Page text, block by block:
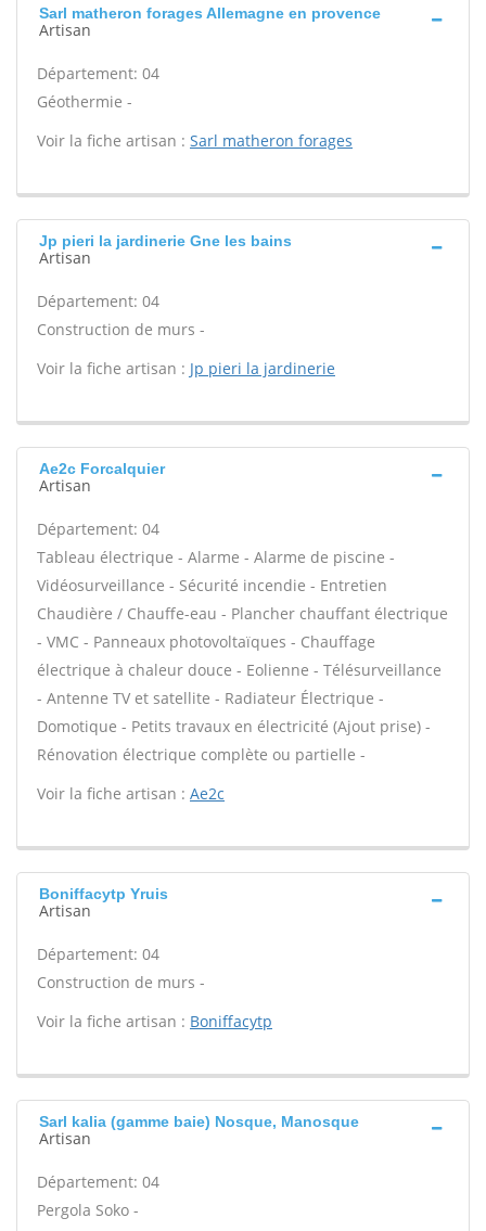
Sarl matheron forages Allemagne en provence
Artisan
Département: 04
Géothermie -
Voir la fiche artisan : Sarl matheron forages
Jp pieri la jardinerie Gne les bains
Artisan
Département: 04
Construction de murs -
Voir la fiche artisan : Jp pieri la jardinerie
Ae2c Forcalquier
Artisan
Département: 04
Tableau électrique - Alarme - Alarme de piscine -
Vidéosurveillance - Sécurité incendie - Entretien
Chaudière / Chauffe-eau - Plancher chauffant électrique
- VMC - Panneaux photovoltaïques - Chauffage
électrique à chaleur douce - Eolienne - Télésurveillance
- Antenne TV et satellite - Radiateur Électrique -
Domotique - Petits travaux en électricité (Ajout prise) -
Rénovation électrique complète ou partielle -
Voir la fiche artisan : Ae2c
Boniffacytp Yruis
Artisan
Département: 04
Construction de murs -
Voir la fiche artisan : Boniffacytp
Sarl kalia (gamme baie) Nosque, Manosque
Artisan
Département: 04
Pergola Soko -